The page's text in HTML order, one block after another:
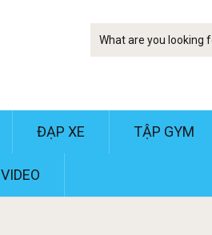
Tim
ĐẠP XE TẬP GYM
VIDEO